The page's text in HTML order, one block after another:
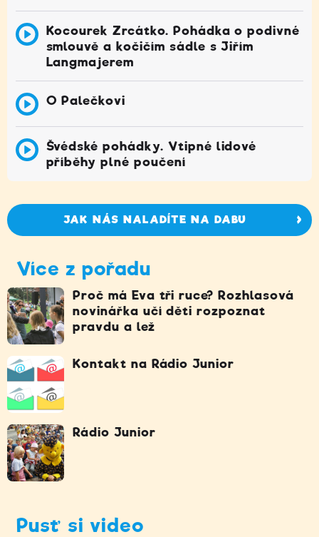
Kocourek Zrcátko. Pohádka o podivné
smlouvě a kočičím sádle s Jiřím
Langmajerem
O Palečkovi
Švédské pohádky. Vtipné lidové
příběhy plné poučení
JAK NÁS NALADÍTE NA DABU
Více z pořadu
Proč má Eva tři ruce? Rozhlasová
novinářka učí děti rozpoznat
pravdu a lež
Kontakt na Rádio Junior
Rádio Junior
Pusť si video